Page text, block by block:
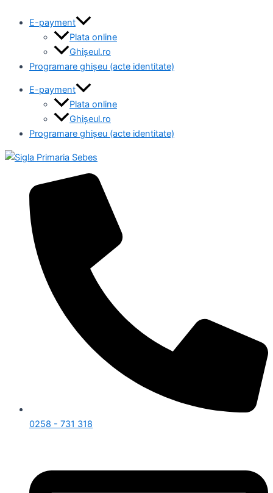
E-payment
Plata online
Ghișeul.ro
Programare ghișeu (acte identitate)
E-payment
Plata online
Ghișeul.ro
Programare ghișeu (acte identitate)
0258 - 731 318